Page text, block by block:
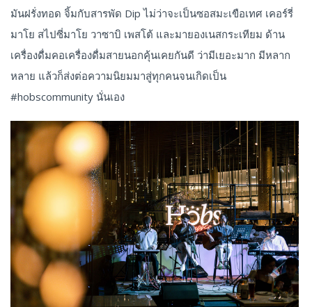
มันฝรั่งทอด จิ้มกับสารพัด Dip ไม่ว่าจะเป็นซอสมะเขือเทศ เคอร์รี่
มาโย สไปซี่มาโย วาซาบิ เพสโต้ และมายองเนสกระเทียม ด้าน
เครื่องดื่มคอเครื่องดื่มสายนอกคุ้นเคยกันดี ว่ามีเยอะมาก มีหลาก
หลาย แล้วก็ส่งต่อความนิยมมาสู่ทุกคนจนเกิดเป็น
#hobscommunity นั่นเอง